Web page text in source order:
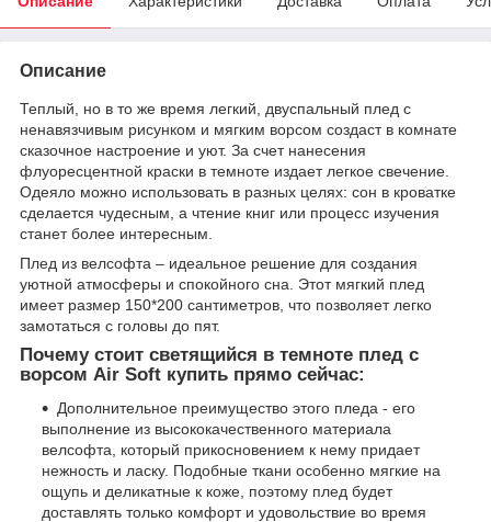
Описание
Теплый, но в то же время легкий, двуспальный плед с
ненавязчивым рисунком и мягким ворсом создаст в комнате
сказочное настроение и уют. За счет нанесения
флуоресцентной краски в темноте издает легкое свечение.
Одеяло можно использовать в разных целях: сон в кроватке
сделается чудесным, а чтение книг или процесс изучения
станет более интересным.
Плед из велсофта – идеальное решение для создания
уютной атмосферы и спокойного сна. Этот мягкий плед
имеет размер 150*200 сантиметров, что позволяет легко
замотаться с головы до пят.
Почему стоит светящийся в темноте плед с
ворсом Air Soft купить прямо сейчас:
Дополнительное преимущество этого пледа - его
выполнение из высококачественного материала
велсофта, который прикосновением к нему придает
нежность и ласку. Подобные ткани особенно мягкие на
ощупь и деликатные к коже, поэтому плед будет
доставлять только комфорт и удовольствие во время